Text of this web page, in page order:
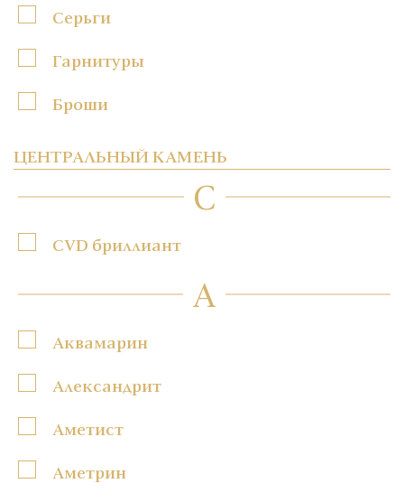
Серьги
Гарнитуры
Броши
ЦЕНТРАЛЬНЫЙ КАМЕНЬ
C
CVD бриллиант
А
Аквамарин
Александрит
Аметист
Аметрин